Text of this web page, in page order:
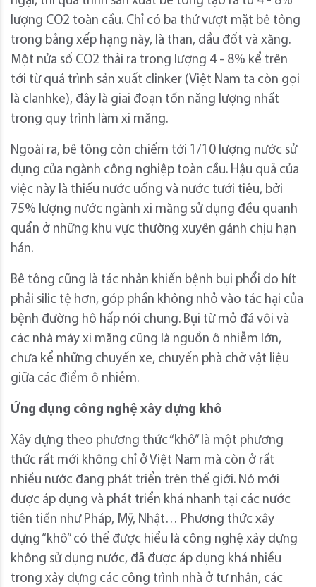
lượng CO2 toàn cầu. Chỉ có ba thứ vượt mặt bê tông
trong bảng xếp hạng này, là than, dầu đốt và xăng.
Một nửa số CO2 thải ra trong lượng 4 - 8% kể trên
tới từ quá trình sản xuất clinker (Việt Nam ta còn gọi
là clanhke), đây là giai đoạn tốn năng lượng nhất
trong quy trình làm xi măng.
Ngoài ra, bê tông còn chiếm tới 1/10 lượng nước sử
dụng của ngành công nghiệp toàn cầu. Hậu quả của
việc này là thiếu nước uống và nước tưới tiêu, bởi
75% lượng nước ngành xi măng sử dụng đều quanh
quẩn ở những khu vực thường xuyên gánh chịu hạn
hán.
Bê tông cũng là tác nhân khiến bệnh bụi phổi do hít
phải silic tệ hơn, góp phần không nhỏ vào tác hại của
bệnh đường hô hấp nói chung. Bụi từ mỏ đá vôi và
các nhà máy xi măng cũng là nguồn ô nhiễm lớn,
chưa kể những chuyến xe, chuyến phà chở vật liệu
giữa các điểm ô nhiễm.
Ứng dụng công nghệ xây dựng khô
Xây dựng theo phương thức “khô” là một phương
thức rất mới không chỉ ở Việt Nam mà còn ở rất
nhiều nước đang phát triển trên thế giới. Nó mới
được áp dụng và phát triển khá nhanh tại các nước
tiên tiến như Pháp, Mỹ, Nhật… Phương thức xây
dựng “khô” có thể được hiểu là công nghệ xây dựng
không sử dụng nước, đã được áp dụng khá nhiều
trong xây dựng các công trình nhà ở tư nhân, các